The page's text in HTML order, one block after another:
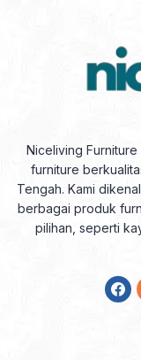
Niceliving
furniture
Tengah. Kami
berbagai produk
pilihan, seperti